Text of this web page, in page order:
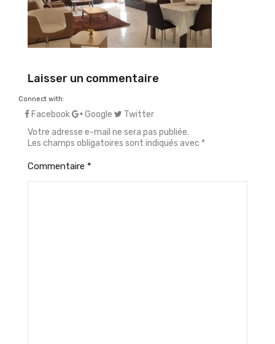
Laisser un commentaire
Connect with:
Facebook Google
Twitter
Votre adresse e-mail ne sera pas publiée.
Les champs obligatoires sont indiqués avec *
Commentaire *